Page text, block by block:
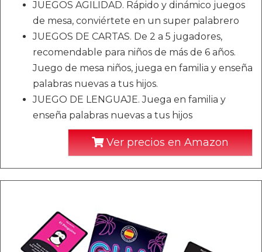
JUEGOS AGILIDAD. Rápido y dinámico juegos
de mesa, conviértete en un super palabrero
JUEGOS DE CARTAS. De 2 a 5 jugadores,
recomendable para niños de más de 6 años.
Juego de mesa niños, juega en familia y enseña
palabras nuevas a tus hijos.
JUEGO DE LENGUAJE. Juega en familia y
enseña palabras nuevas a tus hijos
Ver precios en Amazon